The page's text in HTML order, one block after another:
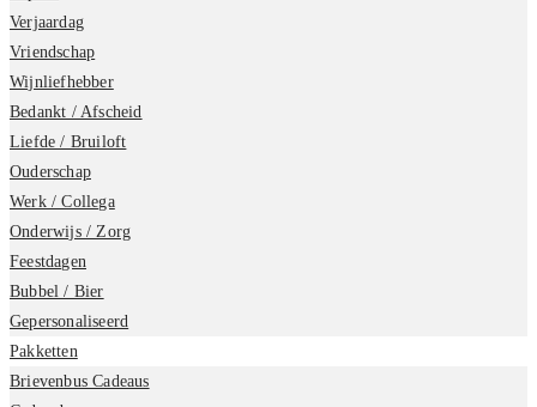
Verjaardag
Vriendschap
Wijnliefhebber
Bedankt / Afscheid
Liefde / Bruiloft
Ouderschap
Werk / Collega
Onderwijs / Zorg
Feestdagen
Bubbel / Bier
Gepersonaliseerd
Pakketten
Brievenbus Cadeaus